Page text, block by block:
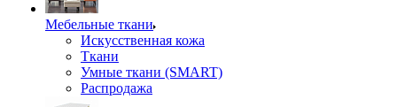
Мебельные ткани
Искусственная кожа
Ткани
Умные ткани (SMART)
Распродажа